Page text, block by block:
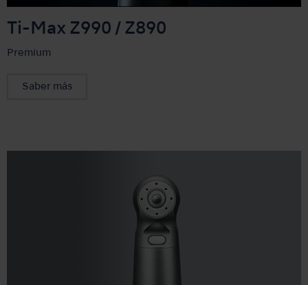
Ti-Max Z990 / Z890
Premium
Saber más